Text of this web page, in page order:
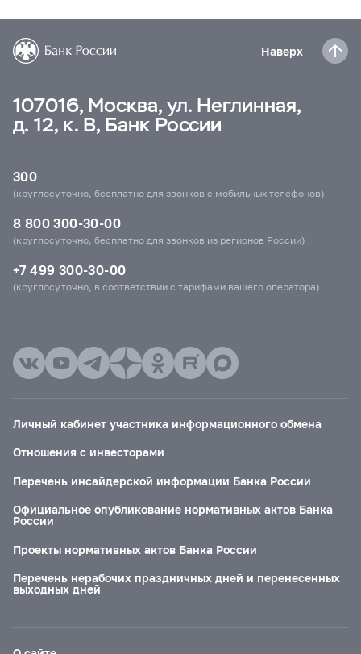
Наверх
107016, Москва, ул. Неглинная,
д. 12, к. В, Банк России
300
(круглосуточно, бесплатно для звонков с мобильных телефонов)
8 800 300-30-00
(круглосуточно, бесплатно для звонков из регионов России)
+7 499 300-30-00
(круглосуточно, в соответствии с тарифами вашего оператора)
Личный кабинет участника информационного обмена
Отношения с инвесторами
Перечень инсайдерской информации Банка России
Официальное опубликование нормативных актов Банка
России
Проекты нормативных актов Банка России
Перечень нерабочих праздничных дней и перенесенных
выходных дней